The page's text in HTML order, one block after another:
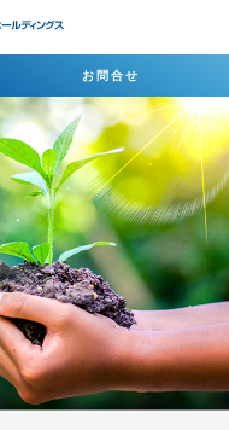
お問合せ
ス